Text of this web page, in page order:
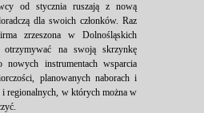
od stycznia ruszają z nową
dla swoich członków. Raz
zrzeszona w Dolnośląskich
otrzymywać na swoją skrzynkę
nowych instrumentach wsparcia
planowanych naborach i
regionalnych, w których można w